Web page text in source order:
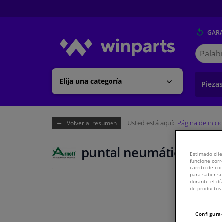
Elija una categoría
Buscar
en
Volver al resumen Usted está aquí: Página de inicio
puntal neumático
Estimado
funcione
carrito de
para saber
durante el
de